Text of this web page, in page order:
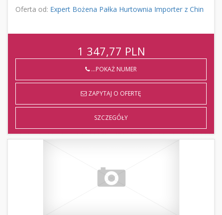
Oferta od: Expert Bożena Pałka Hurtownia Importer z Chin
1 347,77 PLN
...POKAŻ NUMER
ZAPYTAJ O OFERTĘ
SZCZEGÓŁY